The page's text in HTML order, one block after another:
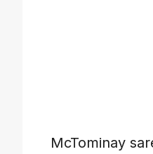
McTominay